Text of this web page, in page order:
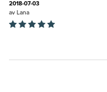
2018-07-03
av Lana